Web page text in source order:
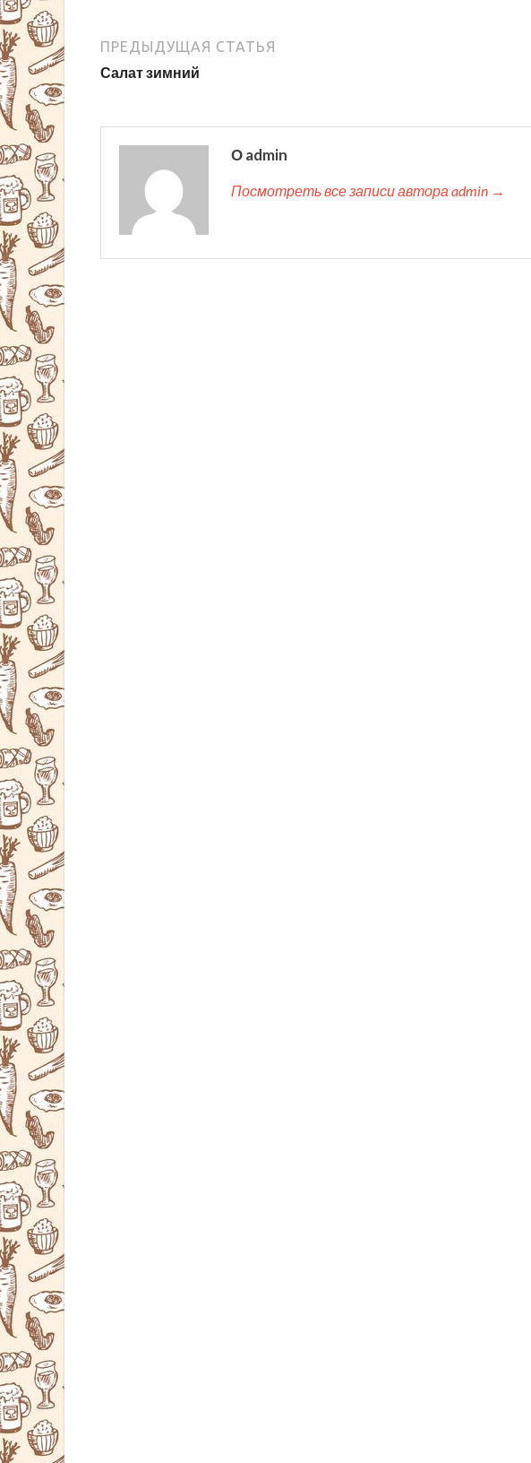
ПРЕДЫДУЩАЯ СТАТЬЯ
Салат зимний
О admin
Посмотреть все записи автора admin →